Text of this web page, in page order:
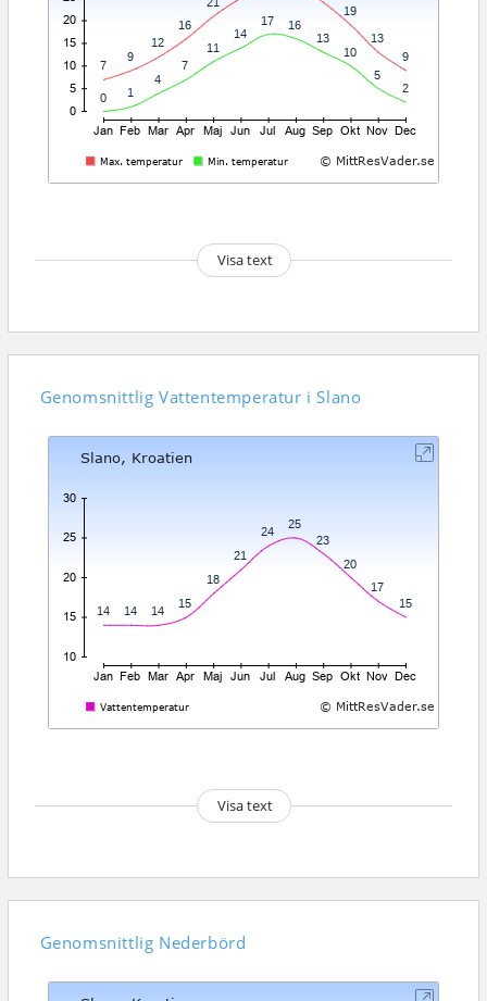
Visa text
Genomsnittlig Vattentemperatur i Slano
Visa text
Genomsnittlig Nederbörd